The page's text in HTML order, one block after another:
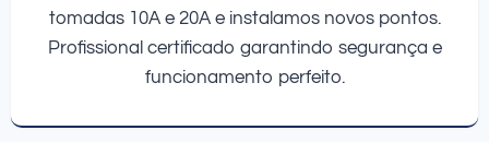
tomadas 10A e 20A e instalamos novos pontos.
Profissional certificado garantindo segurança e
funcionamento perfeito.